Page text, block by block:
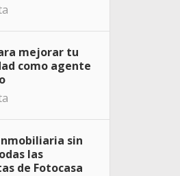
mejorar tu
como agente
sin
las
de Fotocasa